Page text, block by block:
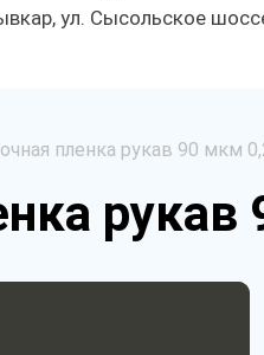
ул. Сысольское
пленка рукав 90 мкм